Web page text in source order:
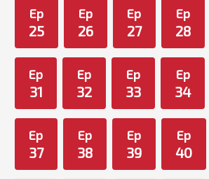
Ep
25
Ep
26
Ep
27
Ep
28
Ep
31
Ep
32
Ep
33
Ep
34
Ep
37
Ep
38
Ep
39
Ep
40